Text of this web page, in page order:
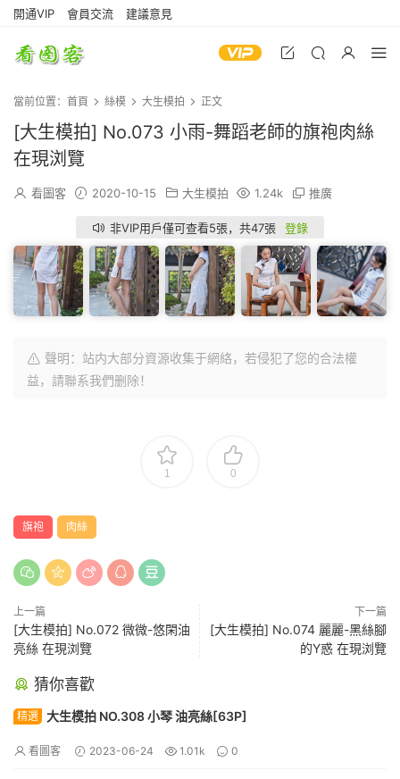
開通VIP 會員交流 建議意見
當前位置： 首頁 絲模 大生模拍 正文
[大生模拍] No.073 小雨-舞蹈老師的旗袍肉絲
在現浏覽
看圖客 2020-10-15 大生模拍 1.24k 推廣
非VIP用戶僅可查看5張，共47張 登錄
聲明：站内大部分資源收集于網絡，若侵犯了您的合法權
益，請聯系我們删除！
1 0
旗袍 肉絲
上一篇
[大生模拍] No.072 微微-悠閑油
亮絲 在現浏覽
下一篇
[大生模拍] No.074 麗麗-黑絲腳
的Y惑 在現浏覽
猜你喜歡
精選 大生模拍 NO.308 小琴 油亮絲[63P]
看圖客 2023-06-24 1.01k 0